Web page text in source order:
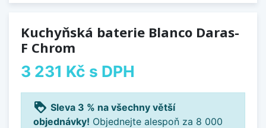
Kuchyňská baterie Blanco Daras-
F Chrom
3 231 Kč s DPH
loyalty Sleva 3 % na všechny větší
objednávky! Objednejte alespoň za 8 000